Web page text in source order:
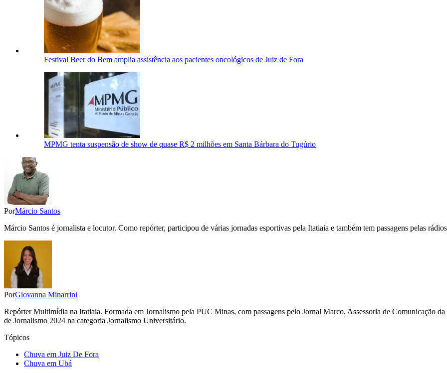
Festival Beer do Bem amplia assistência aos pacientes oncológicos de Juiz de Fora
MPMG tenta suspensão de show de quase R$ 2 milhões em Santa Bárbara do Tugúrio
PorMárcio Santos
Márcio Santos é jornalista e locutor. Como repórter, participou de várias jornadas esportivas pela Itatiaia e também tem passagens pelas
PorGiovanna Minarrini
Repórter Multimídia na Itatiaia. Formada em Jornalismo pela PUC Minas, com passagens pelo Jornal Marco, Assessoria de Comunicação
de Jornalismo 2024 na categoria Jornalismo Universitário.
Tópicos
Chuva em Juiz De Fora
Chuva em Ubá